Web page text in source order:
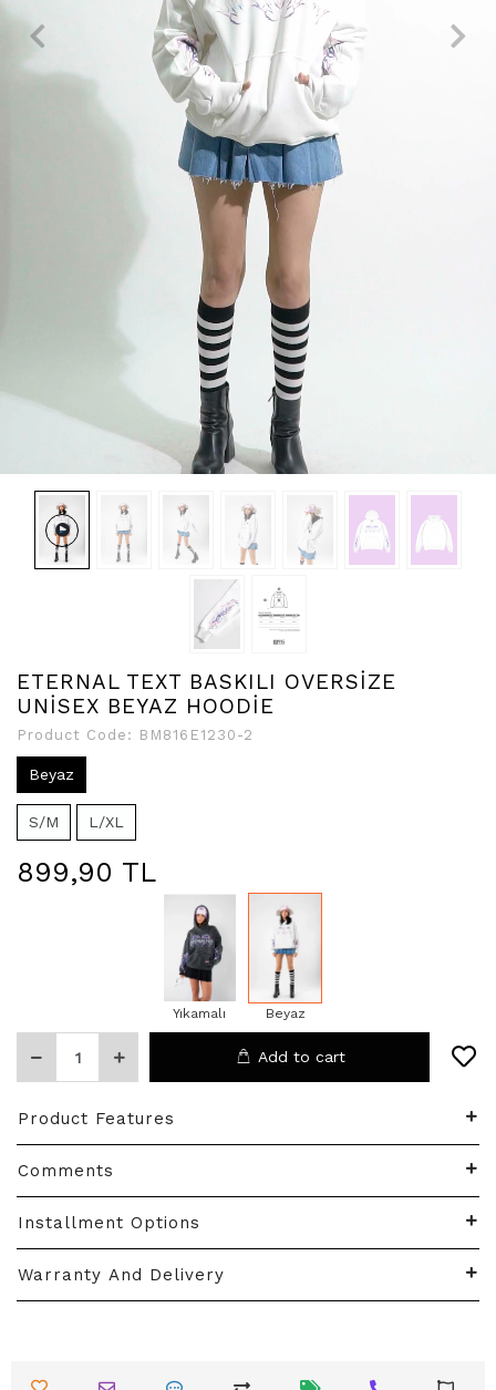
ETERNAL TEXT BASKILI OVERSİZE
UNİSEX BEYAZ HOODİE
Product Code: BM816E1230-2
Beyaz
S/M L/XL
899,90 TL
Yıkamalı Beyaz
Add to cart
Product Features
Comments
Installment Options
Warranty And Delivery